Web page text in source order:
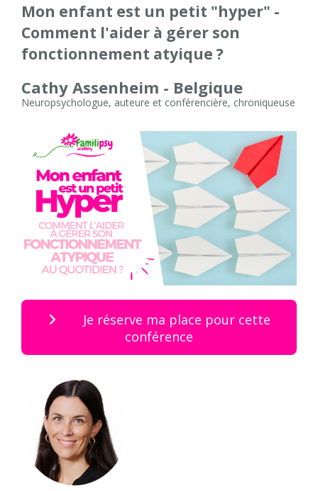
Mon enfant est un petit "hyper" -
Comment l'aider à gérer son
fonctionnement atyique ?
Cathy Assenheim - Belgique
Neuropsychologue, auteure et conférencière, chroniqueuse
Je réserve ma place pour cette
conférence